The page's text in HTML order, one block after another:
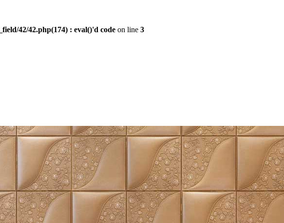
42/42.php(174) : eval()'d code on line 3